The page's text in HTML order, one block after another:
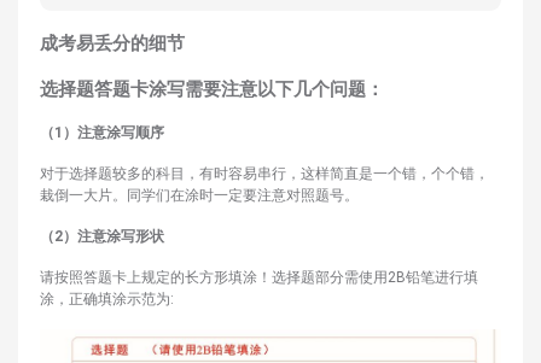
成考易丢分的细节
选择题答题卡涂写需要注意以下几个问题：
（1）注意涂写顺序
对于选择题较多的科目，有时容易串行，这样简直是一个错，个个错，
栽倒一大片。同学们在涂时一定要注意对照题号。
（2）注意涂写形状
请按照答题卡上规定的长方形填涂！选择题部分需使用2B铅笔进行填
涂，正确填涂示范为: